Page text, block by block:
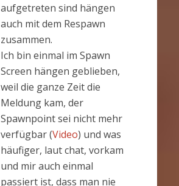
aufgetreten sind hängen
auch mit dem Respawn
zusammen.
Ich bin einmal im Spawn
Screen hängen geblieben,
weil die ganze Zeit die
Meldung kam, der
Spawnpoint sei nicht mehr
verfügbar (Video) und was
häufiger, laut chat, vorkam
und mir auch einmal
passiert ist, dass man nie